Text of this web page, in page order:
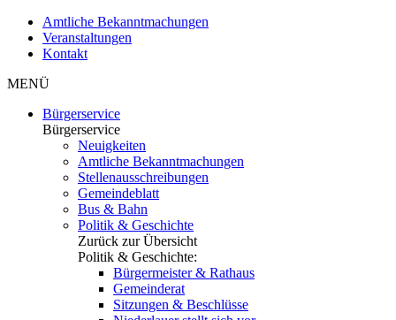
Amtliche Bekanntmachungen
Veranstaltungen
Kontakt
MENÜ
Bürgerservice
Bürgerservice
Neuigkeiten
Amtliche Bekanntmachungen
Stellenausschreibungen
Gemeindeblatt
Bus & Bahn
Politik & Geschichte
Zurück zur Übersicht
Politik & Geschichte:
Bürgermeister & Rathaus
Gemeinderat
Sitzungen & Beschlüsse